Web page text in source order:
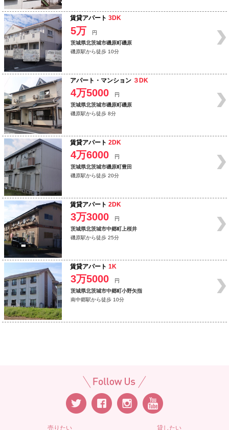
賃貸アパート 3DK
5万
円
茨城県北茨城市磯原町磯原
磯原駅から徒歩 10分
アパート・マンション ３DK
4万5000
円
茨城県北茨城市磯原町磯原
磯原駅から徒歩 8分
賃貸アパート 2DK
4万6000
円
茨城県北茨城市磯原町豊田
磯原駅から徒歩 20分
賃貸アパート 2DK
3万3000
円
茨城県北茨城市中郷町上桜井
磯原駅から徒歩 25分
賃貸アパート 1K
3万5000
円
茨城県北茨城市中郷町小野矢指
南中郷駅から徒歩 10分
売りたい 貸したい